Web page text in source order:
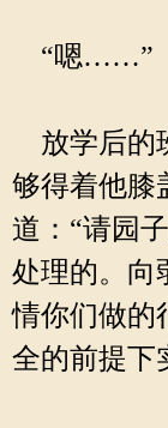
“嗯……”
放学后的
够得着他膝
道：“请园
处理的。向
情你们做的
全的前提下